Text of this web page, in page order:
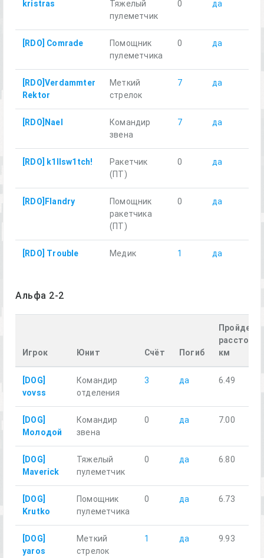
kristras
Тяжелый
пулеметчик
0 да
[RDO] Comrade
Помощник
пулеметчика
0 да
[RDO]Verdammter
Rektor
Меткий
стрелок
7 да
[RDO]Nael
Командир
звена
7 да
[RDO] k1llsw1tch!
Ракетчик
(ПТ)
0 да
[RDO]Flandry
Помощник
ракетчика
(ПТ)
0 да
[RDO] Trouble Медик 1 да
Альфа 2-2
Игрок Юнит Счёт Погиб
км
[DOG]
vovss
Командир
отделения
3 да 6.49
[DOG]
Молодой
Командир
звена
0 да 7.00
[DOG]
Maverick
Тяжелый
пулеметчик
0 да 6.80
[DOG]
Krutko
Помощник
пулеметчика
0 да 6.73
[DOG]
yaros
Меткий
стрелок
1 да 9.93